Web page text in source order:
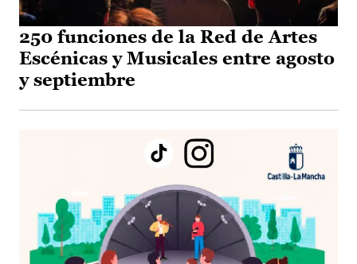
250 funciones de la Red de Artes
Escénicas y Musicales entre agosto
y septiembre